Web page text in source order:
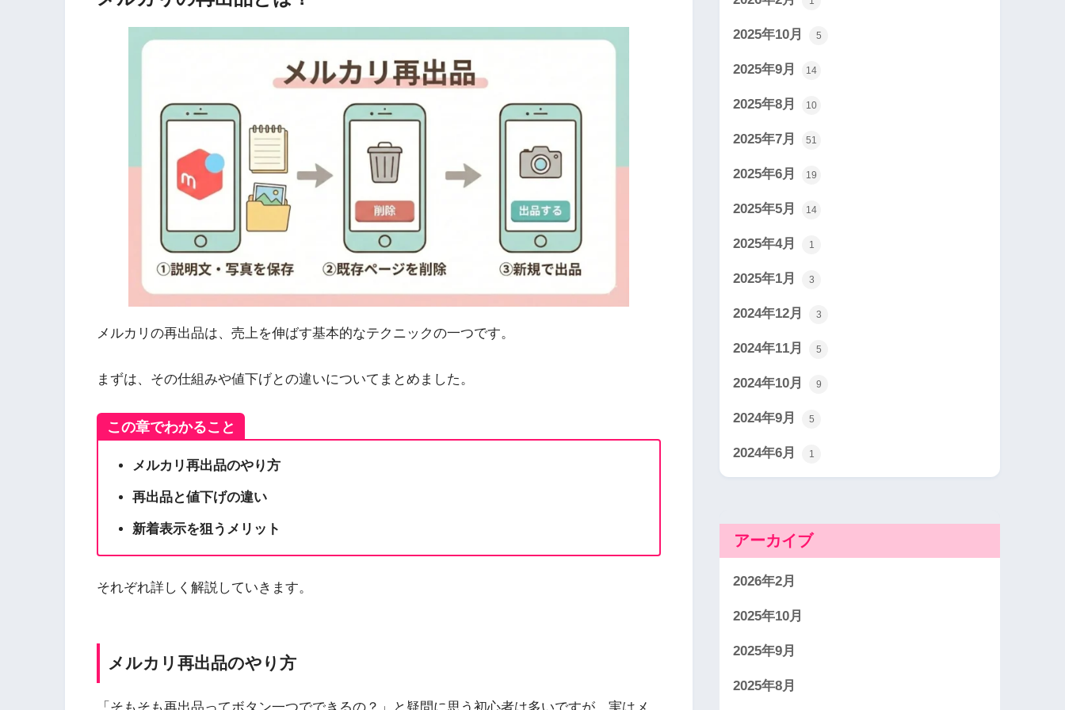
メルカリの再出品は、売上を伸ばす基本的なテクニックの一つです。
まずは、その仕組みや値下げとの違いについてまとめました。
この章でわかること
メルカリ再出品のやり方
再出品と値下げの違い
新着表示を狙うメリット
それぞれ詳しく解説していきます。
メルカリ再出品のやり方
2025年10月 5
2025年9月 14
2025年8月 10
2025年7月 51
2025年6月 19
2025年5月 14
2025年4月 1
2025年1月 3
2024年12月 3
2024年11月 5
2024年10月 9
2024年9月 5
2024年6月 1
アーカイブ
2026年2月
2025年10月
2025年9月
2025年8月